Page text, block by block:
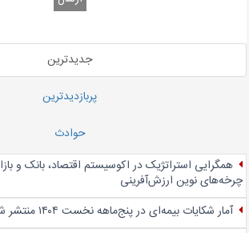
جدیدترین
پربازدیدترین
حوادث
همگرایی استراتژیک در اکوسیستم اقتصاد، بانک و
چرخه‌های نوین ارزش‌آفرینی
آمار شکایات بیمه‌ای در پنج‌‌ماهه نخست ۱۴۰۴ منتشر شد